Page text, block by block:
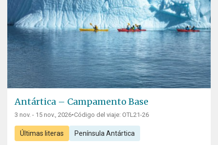
Antártica – Campamento Base
3 nov. - 15 nov., 2026•Código del viaje: OTL21-26
Últimas literas Península Antártica